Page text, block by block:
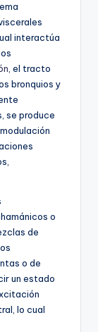
interactúa
, el tracto
bronquios y
se produce
o
de
o de
un estado
lo cual